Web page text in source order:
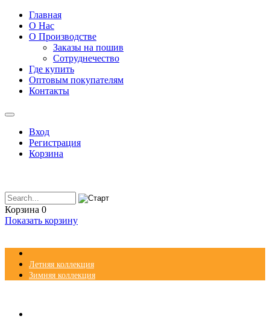
Главная
О Нас
О Производстве
Заказы на пошив
Сотруднечество
Где купить
Оптовым покупателям
Контакты
Вход
Регистрация
Корзина
Корзина 0
Показать корзину
Летняя коллекция
Зимняя коллекция